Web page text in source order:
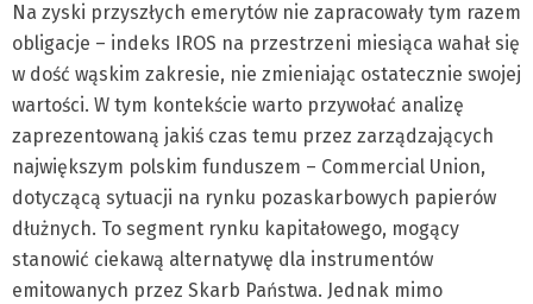
Na zyski przyszłych emerytów nie zapracowały tym razem
obligacje – indeks IROS na przestrzeni miesiąca wahał się
w dość wąskim zakresie, nie zmieniając ostatecznie swojej
wartości. W tym kontekście warto przywołać analizę
zaprezentowaną jakiś czas temu przez zarządzających
największym polskim funduszem – Commercial Union,
dotyczącą sytuacji na rynku pozaskarbowych papierów
dłużnych. To segment rynku kapitałowego, mogący
stanowić ciekawą alternatywę dla instrumentów
emitowanych przez Skarb Państwa. Jednak mimo